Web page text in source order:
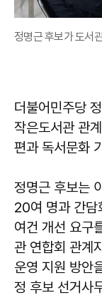
정명근 후보가 도서
더불어민주당
작은도서관 관
편과 독서문화
정명근 후보는
20여 명과 간담
여건 개선 요구
관 연합회 관계
운영 지원 방안
정 후보 선거사